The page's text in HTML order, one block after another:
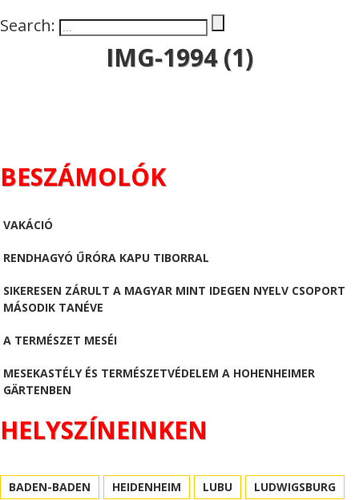
Search:
IMG-1994 (1)
BESZÁMOLÓK
VAKÁCIÓ
RENDHAGYÓ ŰRÓRA KAPU TIBORRAL
SIKERESEN ZÁRULT A MAGYAR MINT IDEGEN NYELV CSOPORT
MÁSODIK TANÉVE
A TERMÉSZET MESÉI
MESEKASTÉLY ÉS TERMÉSZETVÉDELEM A HOHENHEIMER
GÄRTENBEN
HELYSZÍNEINKEN
BADEN-BADEN HEIDENHEIM LUBU LUDWIGSBURG